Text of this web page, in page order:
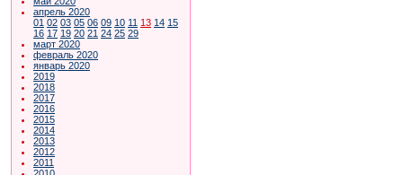
апрель 2020
01 02 03 05 06 09 10 11 13 14 15
16 17 19 20 21 24 25 29
март 2020
февраль 2020
январь 2020
2019
2018
2017
2016
2015
2014
2013
2012
2011